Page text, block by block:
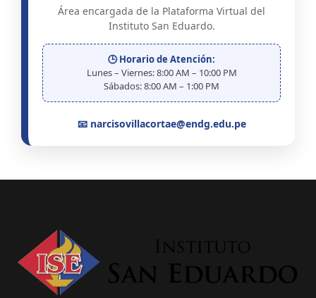
Área encargada de la Plataforma Virtual del
Instituto San Eduardo.
🕒 Horario de Atención:
Lunes – Viernes: 8:00 AM – 10:00 PM
Sábados: 8:00 AM – 1:00 PM
📧 narcisovillacortae@endg.edu.pe